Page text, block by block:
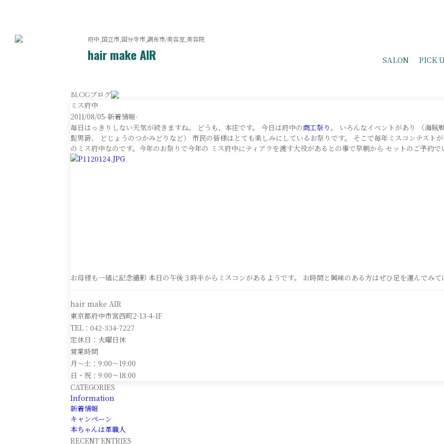
府中,国立市,国分寺市,調布市/美容室,美容院
hair make AIR SALON PICK
Blogブログ
ミス府中
2011/08/05-新着情報-
毎日はっきりしない天気が続きますね。 どうも、本庄です。 今日は府中の商工祭り 。 いろんなイベントがあり （海賊
髭男爵、 どじょうのつかみどりなど） 市民の皆様はとても楽しみにしているお祭りです。 そこで毎年ミスコンテスト
のミス府中なのです。今年のお祭りで今年の ミス府中にティアラを渡す大役があるとの事で早朝から セットのご予約で
お母様も一緒に記念撮影 本日の午後３時半からミスコンがあるようです。 お時間と興味のある方はぜひ足を運んでみて
hair make AIR
東京都府中市宮西町2-13-4-1F
TEL：042-334-7227
定休日：火曜日休
営業時間
月～土：9:00～19:00
日・祝：9:00～18:00
CATEGORIES
Information
新着情報
キャンペーン
本ちゃんは革職人
RECENT ENTRIES